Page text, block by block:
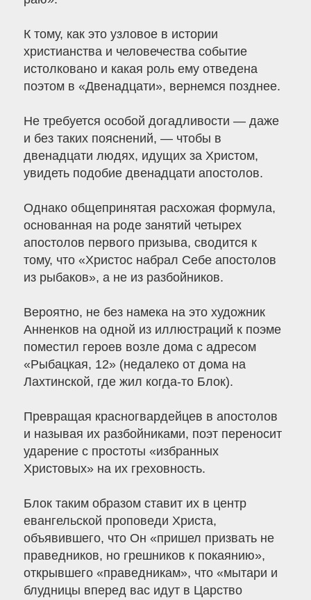
К тому, как это узловое в истории
христианства и человечества событие
истолковано и какая роль ему отведена
поэтом в «Двенадцати», вернемся позднее.
Не требуется особой догадливости — даже
и без таких пояснений, — чтобы в
двенадцати людях, идущих за Христом,
увидеть подобие двенадцати апостолов.
Однако общепринятая расхожая формула,
основанная на роде занятий четырех
апостолов первого призыва, сводится к
тому, что «Христос набрал Себе апостолов
из рыбаков», а не из разбойников.
Вероятно, не без намека на это художник
Анненков на одной из иллюстраций к поэме
поместил героев возле дома с адресом
«Рыбацкая, 12» (недалеко от дома на
Лахтинской, где жил когда-то Блок).
Превращая красногвардейцев в апостолов
и называя их разбойниками, поэт переносит
ударение с простоты «избранных
Христовых» на их греховность.
Блок таким образом ставит их в центр
евангельской проповеди Христа,
объявившего, что Он «пришел призвать не
праведников, но грешников к покаянию»,
открывшего «праведникам», что «мытари и
блудницы вперед вас идут в Царство